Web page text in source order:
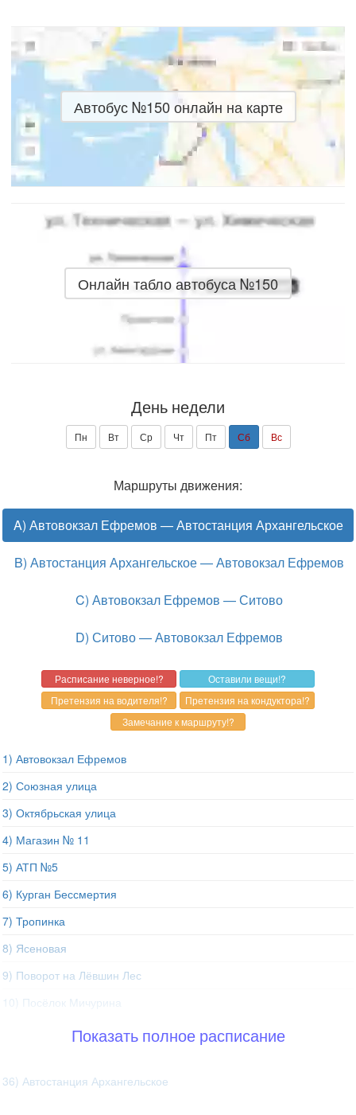
Автобус №150 онлайн на карте
Онлайн табло автобуса №150
День недели
Пн Вт Ср Чт Пт Сб Вс
Маршруты движения:
A) Автовокзал Ефремов — Автостанция Архангельское
B) Автостанция Архангельское — Автовокзал Ефремов
C) Автовокзал Ефремов — Ситово
D) Ситово — Автовокзал Ефремов
1) Автовокзал Ефремов
2) Союзная улица
3) Октябрьская улица
4) Магазин № 11
5) АТП №5
6) Курган Бессмертия
7) Тропинка
8) Ясеновая
9) Поворот на Лёвшин Лес
10) Посёлок Мичурина
Показать полное расписание
36) Автостанция Архангельское